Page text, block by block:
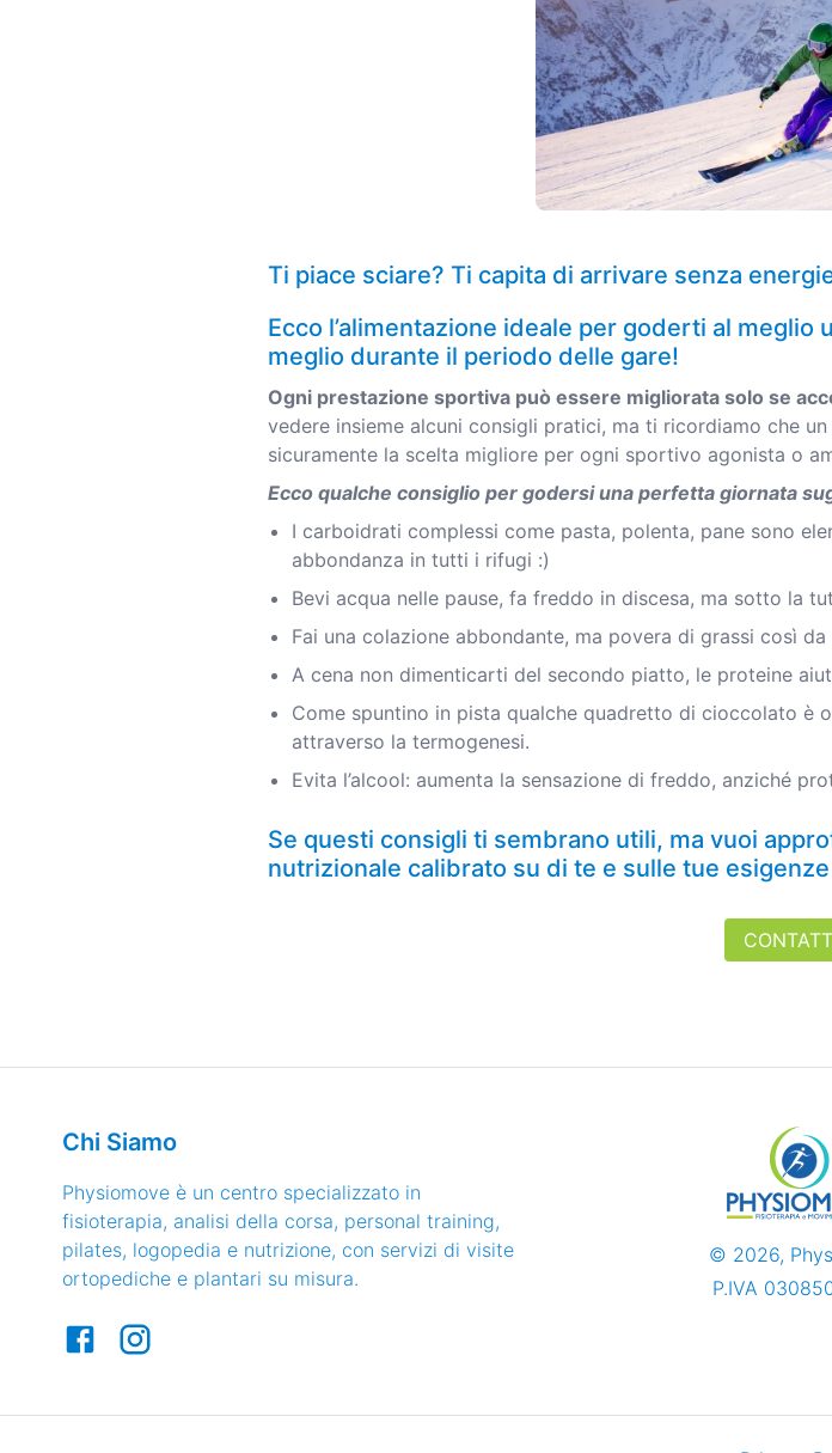
Ti piace sciare? Ti capita di arrivare senza
Ecco l’alimentazione ideale per goderti al
meglio durante il periodo delle gare!
Ogni prestazione sportiva può essere migliorata solo se
vedere insieme alcuni consigli pratici, ma ti ricordiamo che
sicuramente la scelta migliore per ogni sportivo agonista o
Ecco qualche consiglio per godersi una perfetta giornata
I carboidrati complessi come pasta, polenta, pane sono
abbondanza in tutti i rifugi :)
Bevi acqua nelle pause, fa freddo in discesa, ma sotto la
Fai una colazione abbondante, ma povera di grassi così
A cena non dimenticarti del secondo piatto, le proteine
Come spuntino in pista qualche quadretto di cioccolato è
attraverso la termogenesi.
Evita l’alcool: aumenta la sensazione di freddo, anziché
Se questi consigli ti sembrano utili, ma vuoi
nutrizionale calibrato su di te e sulle tue esigenze
Chi Siamo
Physiomove è un centro specializzato in
fisioterapia, analisi della corsa, personal training,
pilates, logopedia e nutrizione, con servizi di visite
ortopediche e plantari su misura.
© 2026,
P.IVA